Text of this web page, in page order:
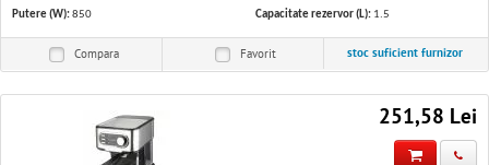
Putere (W):850
Capacitate rezervor (L): 1.5
Compara Favorit stoc suficient furnizor
251,58 Lei